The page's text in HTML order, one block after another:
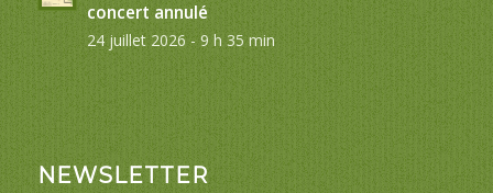
concert annulé
24 juillet 2026 - 9 h 35 min
NEWSLETTER